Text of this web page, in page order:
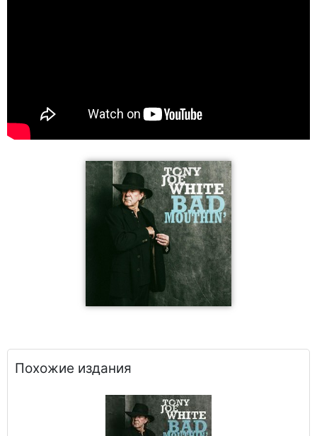
Похожие издания